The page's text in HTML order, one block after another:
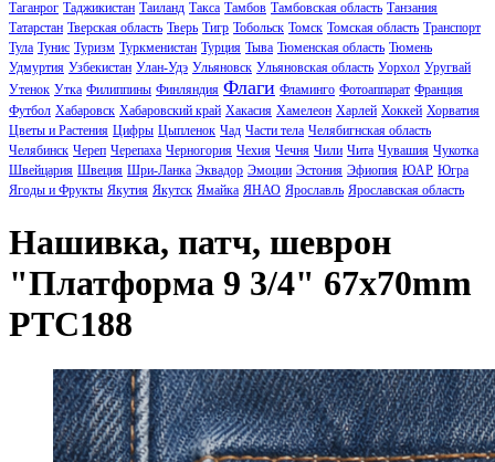
Таганрог Таджикистан Таиланд Такса Тамбов Тамбовская область Танзания
Татарстан Тверская область Тверь Тигр Тобольск Томск Томская область Транспорт
Тула Тунис Туризм Туркменистан Турция Тыва Тюменская область Тюмень
Удмуртия Узбекистан Улан-Удэ Ульяновск Ульяновская область Уорхол Уругвай
Утенок Утка Филиппины Финляндия Флаги Фламинго Фотоаппарат Франция
Футбол Хабаровск Хабаровский край Хакасия Хамелеон Харлей Хоккей Хорватия
Цветы и Растения Цифры Цыпленок Чад Части тела Челябигнская область
Челябинск Череп Черепаха Черногория Чехия Чечня Чили Чита Чувашия Чукотка
Швейцария Швеция Шри-Ланка Эквадор Эмоции Эстония Эфиопия ЮАР Югра
Ягоды и Фрукты Якутия Якутск Ямайка ЯНАО Ярославль Ярославская область
Нашивка, патч, шеврон
"Платформа 9 3/4" 67x70mm
PTC188